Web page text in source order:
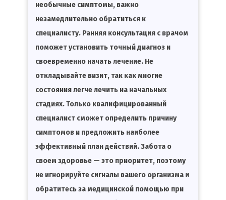
необычные симптомы, важно
незамедлительно обратиться к
специалисту. Ранняя консультация с врачом
поможет установить точный диагноз и
своевременно начать лечение. Не
откладывайте визит, так как многие
состояния легче лечить на начальных
стадиях. Только квалифицированный
специалист сможет определить причину
симптомов и предложить наиболее
эффективный план действий. Забота о
своем здоровье — это приоритет, поэтому
не игнорируйте сигналы вашего организма и
обратитесь за медицинской помощью при